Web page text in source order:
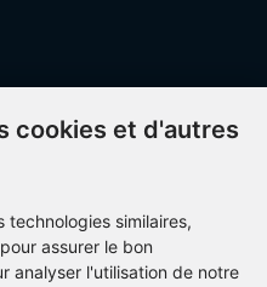
cookies et d'autres
technologies similaires,
assurer le bon
analyser l'utilisation de notre